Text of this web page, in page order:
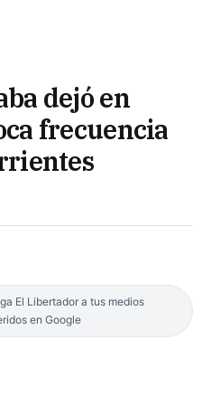
dejó en
frecuencia
El Libertador a tus medios
en Google